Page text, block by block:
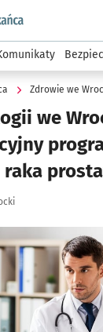
Zdrowie we
we
raka